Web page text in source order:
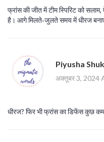
फ्रांस की जीत में टीम स्पिरिट को
है। आगे मिलते‑जुलते समय में धीरज
Piyusha
अक्तूबर 3, 2024
धीरज? फिर भी फ्रांस का डिफेंस कुछ